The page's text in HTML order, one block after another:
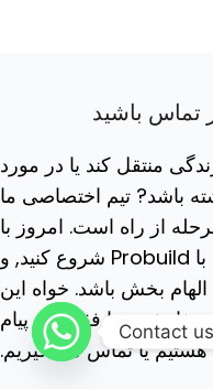
منتقل کند یا در مورد
باشد? تیم اختصاصی ما
از راه است. امروز با
ما تماس بگیرید تا سفر خود را با Probuild شروع کنید, و
الهام بخش باشد. خواه این
ما فقط یک پیام
هستیم یا تماس می گیریم.
Contact us